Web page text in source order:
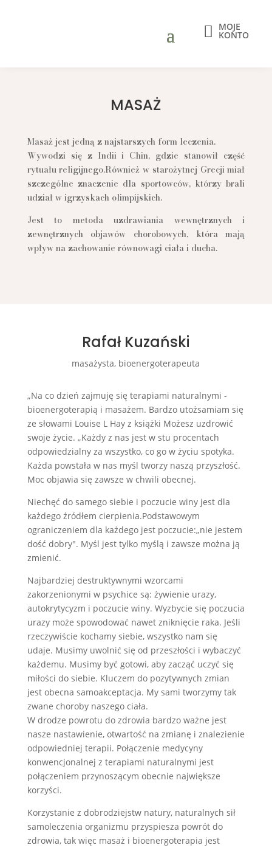
 MOJE
KONTO
MASAŻ
Masaż jest jedną z najstarszych form leczenia.
Wywodzi się z Indii i Chin, gdzie stanowił część
rytuału religijnego.Również w starożytnej Grecji miał
szczególne znaczenie dla sportowców, którzy brali
udział w igrzyskach olimpijskich.
​Jest to metoda uzdrawiania wewnętrznych i
zewnętrznych objawów chorobowych, która mają
wpływ na zachowanie równowagi ciała i ducha.
Rafał Kuzański
masażysta, bioenergoterapeuta
„Na co dzień zajmuję się terapiami naturalnymi -
bioenergoterapią i masażem. Bardzo utożsamiam się
ze słowami Louise L Hay z książki Możesz uzdrowić
swoje życie. „Każdy z nas jest w stu procentach
odpowiedzialny za wszystko, co go w życiu spotyka.
Każda powstała w nas myśl tworzy naszą przyszłość.
Moc objawia się zawsze w chwili obecnej.
Niechęć do samego siebie i poczucie winy jest dla
każdego źródłem cierpienia.Podstawowym
ograniczeniem dla każdego jest poczucie:„nie jestem
dość dobry". Myśl jest tylko myślą i zawsze można ją
zmienić.
Najbardziej destruktywnymi wzorcami
zakorzenionymi w psychice są: żywienie urazy,
autokrytycyzm i poczucie winy. Wyzbycie się poczucia
urazy może spowodować nawet zniknięcie raka. Jeśli
rzeczywiście kochamy siebie, wszystko nam się
udaje. Musimy uwolnić się od przeszłości i wybaczyć
każdemu. Musimy być gotowi, aby zacząć uczyć się
miłości do siebie. Kluczem do pozytywnych zmian
jest obecna samoakceptacja. My sami tworzymy tak
zwane choroby naszego ciała.
W drodze powrotu do zdrowia bardzo ważne jest
nasze nastawienie, otwartość na zmianę i znalezienie
odpowiedniej terapii. Połączenie medycyny
konwencjonalnej z terapiami naturalnymi jest
połączeniem przynoszącym obecnie największe
korzyści.
Korzystanie z dobrodziejstw natury, naturalnych sił
samoleczenia organizmu przyspiesza powrót do
zdrowia, tak więc masaż i bioenergoterapia jest